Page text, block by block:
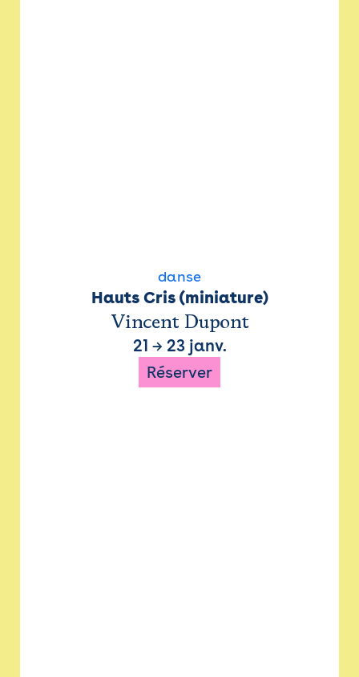
danse
Hauts Cris (miniature)
Vincent Dupont
21 → 23 janv.
Réserver